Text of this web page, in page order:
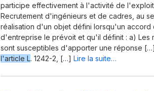
participe effectivement à l'activité de
Recrutement d'ingénieurs et de cadres, au
réalisation d'un objet défini lorsqu'un
d'entreprise le prévoit et qu'il définit : a) Les
sont susceptibles d'apporter une réponse […]
l'article L. 1242-2, […] Lire la suite…